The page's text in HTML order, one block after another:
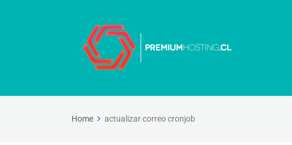
Home actualizar correo cronjob